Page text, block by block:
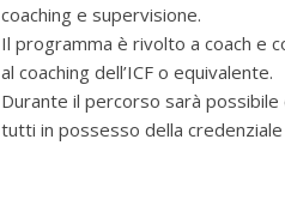
coaching e supervisione.
Il programma è rivolto a coach e
al coaching dell’ICF o equivalente.
Durante il percorso sarà
tutti in possesso della credenziale